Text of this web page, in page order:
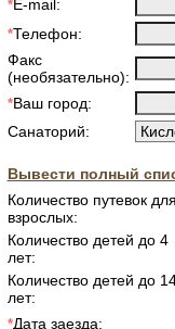
*E-mail:
*Телефон:
Факс
(необязательно):
*Ваш город:
Санаторий:
Вывести полный
Количество путевок
взрослых:
Количество детей до 4
лет:
Количество детей до
лет:
*Дата заезда: